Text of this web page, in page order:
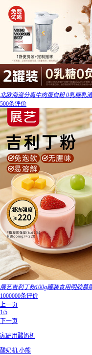
北欧海盗分离牛肉蛋白粉 0乳糖乳
500条评价
展艺吉利丁粉100g罐装食用明胶慕
1000000条评价
上一页
1/5
下一页
家庭用酸奶机
酸奶机 小熊